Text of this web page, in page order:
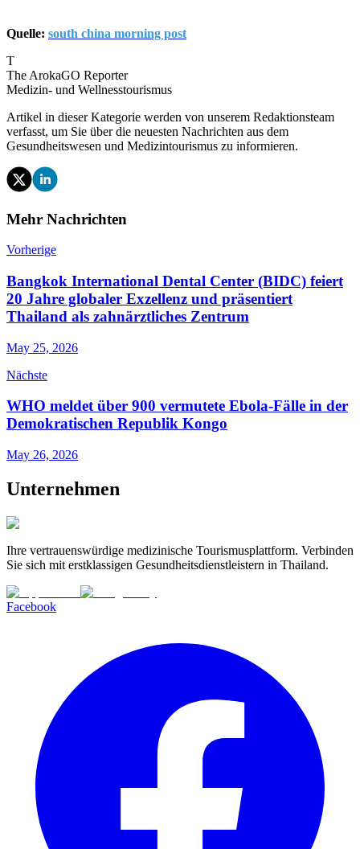
Quelle: south china morning post
T
The ArokaGO Reporter
Medizin- und Wellnesstourismus
Artikel in dieser Kategorie werden von unserem Redaktionsteam
verfasst, um Sie über die neuesten Nachrichten aus dem
Gesundheitswesen und Medizintourismus zu informieren.
Mehr Nachrichten
Vorherige
Bangkok International Dental Center (BIDC) feiert
20 Jahre globaler Exzellenz und präsentiert
Thailand als zahnärztliches Zentrum
May 25, 2026
Nächste
WHO meldet über 900 vermutete Ebola-Fälle in der
Demokratischen Republik Kongo
May 26, 2026
Unternehmen
Ihre vertrauenswürdige medizinische Tourismusplattform. Verbinden
Sie sich mit erstklassigen Gesundheitsdienstleistern in Thailand.
Facebook